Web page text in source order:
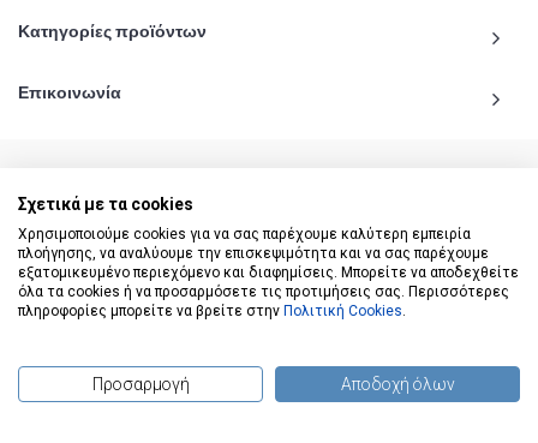
Κατηγορίες προϊόντων
Επικοινωνία
© 2020 - 2026 katiginetai.gr All Rights Reserved.
Σχετικά με τα cookies
Χρησιμοποιούμε cookies για να σας παρέχουμε καλύτερη εμπειρία
πλοήγησης, να αναλύουμε την επισκεψιμότητα και να σας παρέχουμε
εξατομικευμένο περιεχόμενο και διαφημίσεις. Μπορείτε να αποδεχθείτε
όλα τα cookies ή να προσαρμόσετε τις προτιμήσεις σας. Περισσότερες
πληροφορίες μπορείτε να βρείτε στην Πολιτική Cookies.
Προσαρμογή Αποδοχή όλων
(0) προϊόντα